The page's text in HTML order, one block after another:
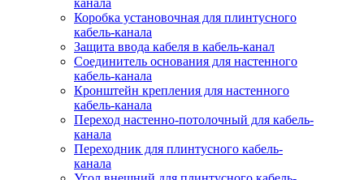
канала
Коробка установочная для плинтусного
кабель-канала
Защита ввода кабеля в кабель-канал
Соединитель основания для настенного
кабель-канала
Кронштейн крепления для настенного
кабель-канала
Переход настенно-потолочный для кабель-
канала
Переходник для плинтусного кабель-
канала